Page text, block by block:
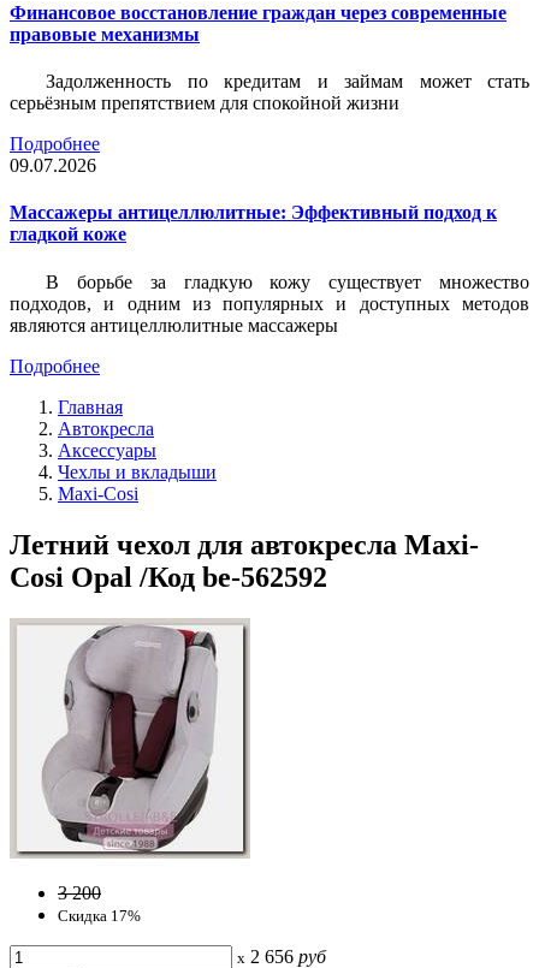
Финансовое восстановление граждан через современные
правовые механизмы
Задолженность по кредитам и займам может стать
серьёзным препятствием для спокойной жизни
Подробнее
09.07.2026
Массажеры антицеллюлитные: Эффективный подход к
гладкой коже
В борьбе за гладкую кожу существует множество
подходов, и одним из популярных и доступных методов
являются антицеллюлитные массажеры
Подробнее
Главная
Автокресла
Аксессуары
Чехлы и вкладыши
Maxi-Cosi
Летний чехол для автокресла Maxi-
Cosi Opal /Код be-562592
3 200
Скидка 17%
x 2 656 руб